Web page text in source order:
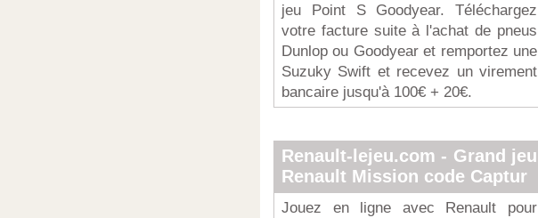
jeu Point S Goodyear. Téléchargez
votre facture suite à l'achat de pneus
Dunlop ou Goodyear et remportez une
Suzuky Swift et recevez un virement
bancaire jusqu'à 100€ + 20€.
Renault-lejeu.com - Grand jeu
Renault Mission code Captur
Jouez en ligne avec Renault pour